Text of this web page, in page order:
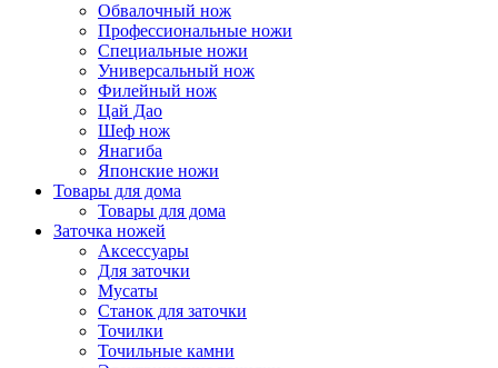
Обвалочный нож
Профессиональные ножи
Специальные ножи
Универсальный нож
Филейный нож
Цай Дао
Шеф нож
Янагиба
Японские ножи
Товары для дома
Товары для дома
Заточка ножей
Аксессуары
Для заточки
Мусаты
Станок для заточки
Точилки
Точильные камни